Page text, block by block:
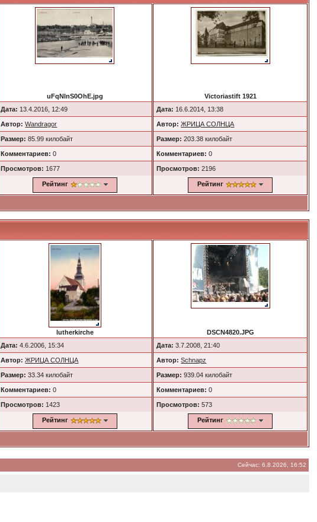
uFqNlnS0OhE.jpg
Дата: 13.4.2016, 12:49
Автор: Wandragor
Размер: 85.99 килобайт
Комментариев: 0
Просмотров: 1677
Рейтинг
Victoriastift 1921
Дата: 16.6.2014, 13:38
Автор: ЖРИЦА СОЛНЦА
Размер: 203.38 килобайт
Комментариев: 0
Просмотров:2196
Рейтинг
lutherkirche
Дата: 4.6.2006, 15:34
Автор: ЖРИЦА СОЛНЦА
Размер: 33.34 килобайт
Комментариев: 0
Просмотров: 1423
Рейтинг
DSCN4820.JPG
Дата: 3.7.2008, 21:40
Автор: Schnapz
Размер: 939.04 килобайт
Комментариев: 0
Просмотров:573
Рейтинг
Сейчас: 6.8.2026, 16:52